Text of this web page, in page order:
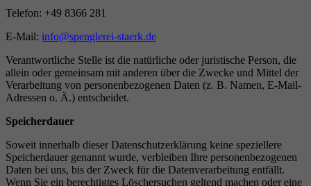
Telefon: +49 8366 281
E-Mail: info@spenglerei-staerk.de
Verantwortliche Stelle ist die natürliche oder juristische Person, die
allein oder gemeinsam mit anderen über die Zwecke und Mittel der
Verarbeitung von personenbezogenen Daten (z. B. Namen, E-Mail-
Adressen o. Ä.) entscheidet.
Speicherdauer
Soweit innerhalb dieser Datenschutzerklärung keine speziellere
Speicherdauer genannt wurde, verbleiben Ihre personenbezogenen
Daten bei uns, bis der Zweck für die Datenverarbeitung entfällt.
Wenn Sie ein berechtigtes Löschersuchen geltend machen oder eine